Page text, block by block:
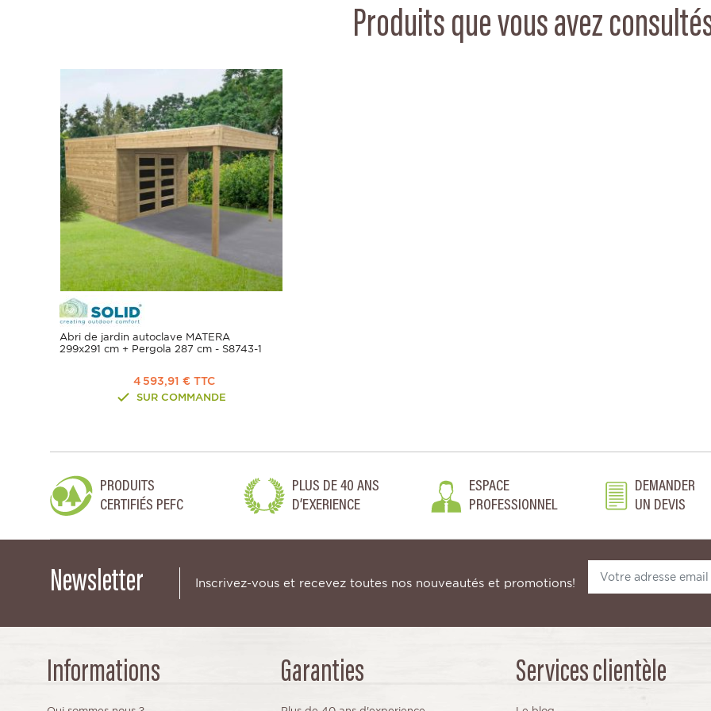
Produits que vous avez
Abri de jardin autoclave MATERA
299x291 cm + Pergola 287 cm - S8743-1
4 593,91 € TTC
SUR COMMANDE
PRODUITS
CERTIFIÉS PEFC
PLUS DE 40 ANS
D’EXERIENCE
ESPACE
PROFESSIONNEL
DEMANDER
UN DEVIS
Newsletter Inscrivez-vous et recevez toutes nos nouveautés et promotions!
Informations Garanties Services clientèle